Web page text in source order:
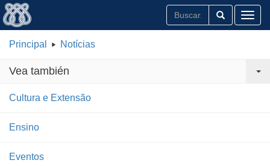
Principal Notícias
Vea también
Cultura e Extensão
Ensino
Eventos